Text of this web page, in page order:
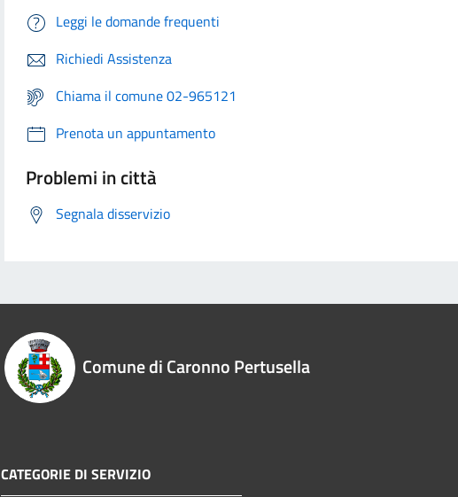
Leggi le domande frequenti
Richiedi Assistenza
Chiama il comune 02-965121
Prenota un appuntamento
Problemi in città
Segnala disservizio
Comune di Caronno Pertusella
CATEGORIE DI SERVIZIO